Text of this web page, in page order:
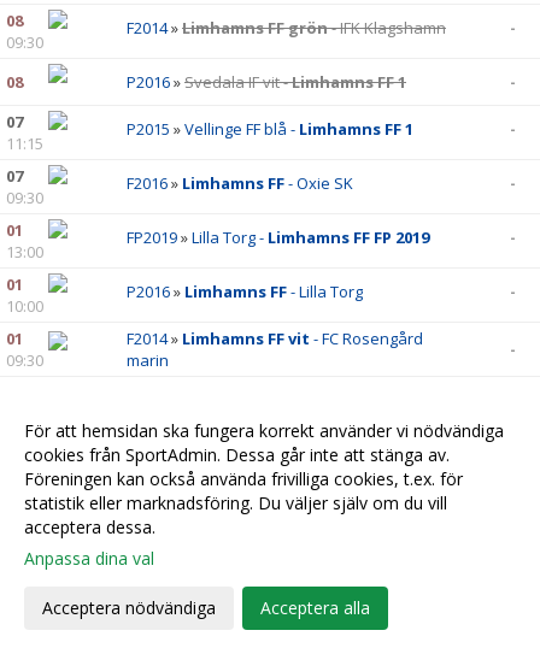
08
09:30
F2014»Limhamns FF grön- IFK Klagshamn -
08 P2016»Svedala IF vit -Limhamns FF 1
-
07
11:15
P2015 »Vellinge FF blå - Limhamns FF 1 -
07
09:30
F2016» Limhamns FF- Oxie SK -
01
13:00
FP2019»Lilla Torg - Limhamns FF FP 2019 -
01
10:00
P2016» Limhamns FF- Lilla Torg -
01
09:30
F2014» Limhamns FF vit - FC Rosengård
marin
-
10:45
F2014»Lilla Torg FF -Limhamns FF F2014
10:00
P2015»Limhamns FF P2015 - Kvarnby IK
09:30
P2016
09:15
P2012 Kristianstad Arena Cup -
Limhamns
FF P2012
För att hemsidan ska fungera korrekt använder vi nödvändiga
cookies från SportAdmin. Dessa går inte att stänga av.
Föreningen kan också använda frivilliga cookies, t.ex. för
statistik eller marknadsföring. Du väljer själv om du vill
acceptera dessa.
Anpassa dina val
Acceptera nödvändiga Acceptera alla